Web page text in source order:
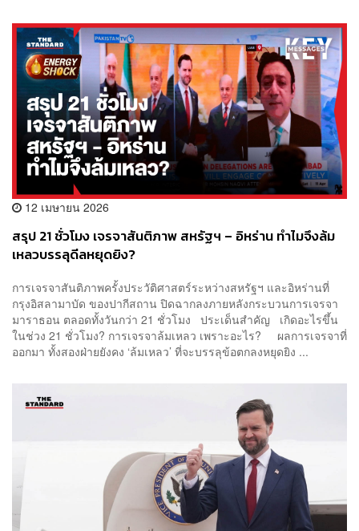
12 เมษายน 2026
สรุป 21 ชั่วโมง เจรจาสันติภาพ สหรัฐฯ – อิหร่าน ทำไมจึงล้ม
เหลวบรรลุดีลหยุดยิง?
การเจรจาสันติภาพครั้งประวัติศาสตร์ระหว่างสหรัฐฯ และอิหร่านที่
กรุงอิสลามาบัด ของปากีสถาน ปิดฉากลงภายหลังกระบวนการเจรจา
มาราธอน ตลอดทั้งวันกว่า 21 ชั่วโมง ประเด็นสำคัญ เกิดอะไรขึ้น
ในช่วง 21 ชั่วโมง? การเจรจาล้มเหลว เพราะอะไร? ผลการเจรจาที่
ออกมา ทั้งสองฝ่ายยังคง ‘ล้มเหลว’ ที่จะบรรลุข้อตกลงหยุดยิง ...